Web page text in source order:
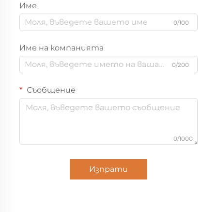
Име
0/100
Име на компанията
0/200
Съобщение
0/1000
Изпрати